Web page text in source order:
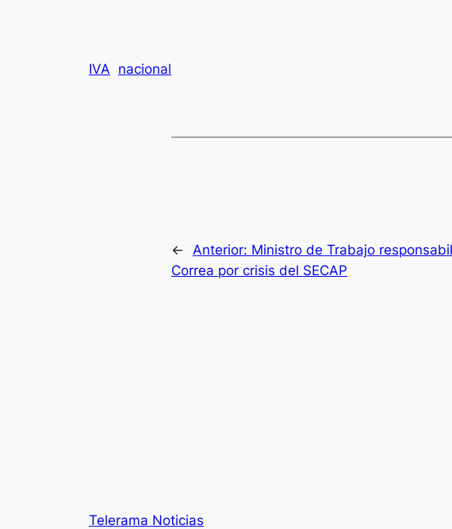
IVA nacional
← Anterior: Ministro de Trabajo
Correa por crisis del SECAP
Telerama Noticias